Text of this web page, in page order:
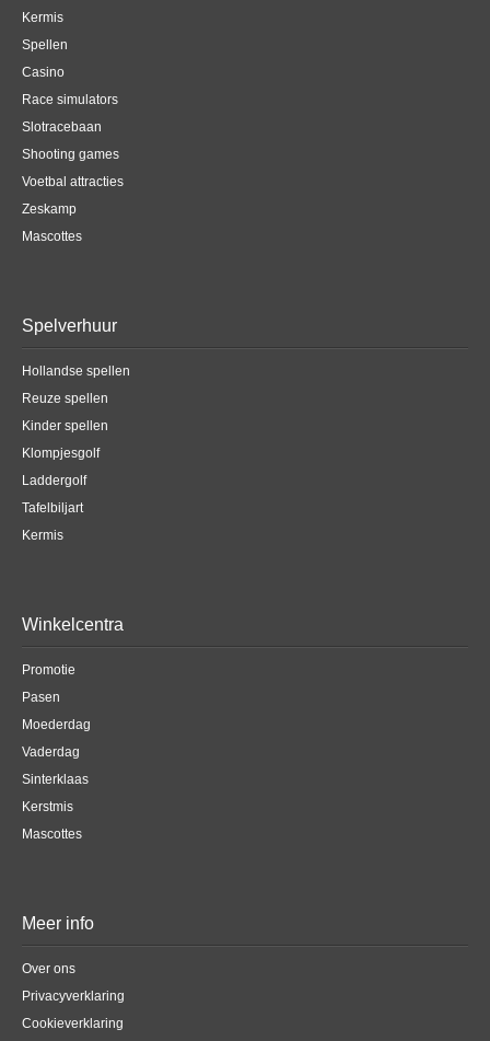
Kermis
Spellen
Casino
Race simulators
Slotracebaan
Shooting games
Voetbal attracties
Zeskamp
Mascottes
Spelverhuur
Hollandse spellen
Reuze spellen
Kinder spellen
Klompjesgolf
Laddergolf
Tafelbiljart
Kermis
Winkelcentra
Promotie
Pasen
Moederdag
Vaderdag
Sinterklaas
Kerstmis
Mascottes
Meer info
Over ons
Privacyverklaring
Cookieverklaring